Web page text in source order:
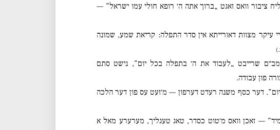
ציבור וואס זאגט „ברוך אתה ה׳ רופא חולי עמו ישראל” —
עיקר מצוות דאורייתא אין סדר התפלה: קריאת שמע, שמונה
שרייבט „לעבוד את ה׳ בתפלה בכל יום”, נישט סתם
פון עבודה.
דער כסף משנה רעדט דערפון — מ׳זעט עס פון דער הלכה
— זאכן וואס מ׳טוט כסדר, טאג טעגליך, מערערע מאל א